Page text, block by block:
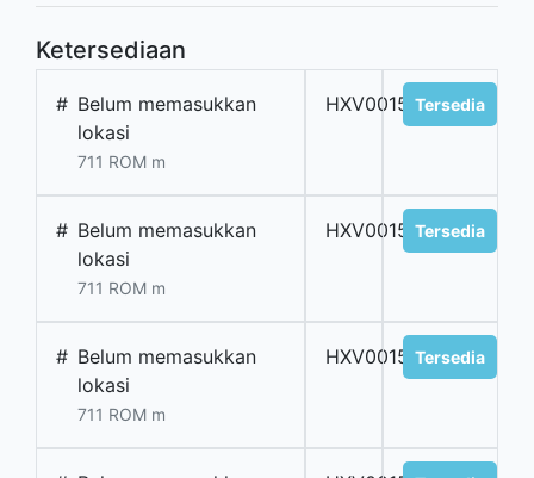
Ketersediaan
# Belum memasukkan
lokasi
711 ROM m
HXV00151Tersedia
# Belum memasukkan
lokasi
711 ROM m
HXV00152Tersedia
# Belum memasukkan
lokasi
711 ROM m
HXV00153Tersedia